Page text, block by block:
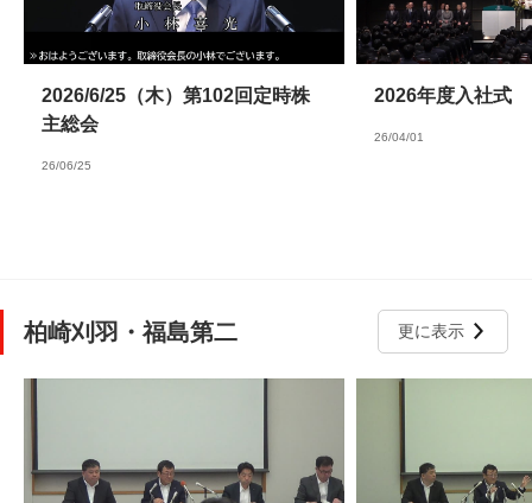
2026/6/25（木）第102回定時株
主総会
26/06/25
2026年度入社式
26/04/01
柏崎刈羽・福島第二 更に表示